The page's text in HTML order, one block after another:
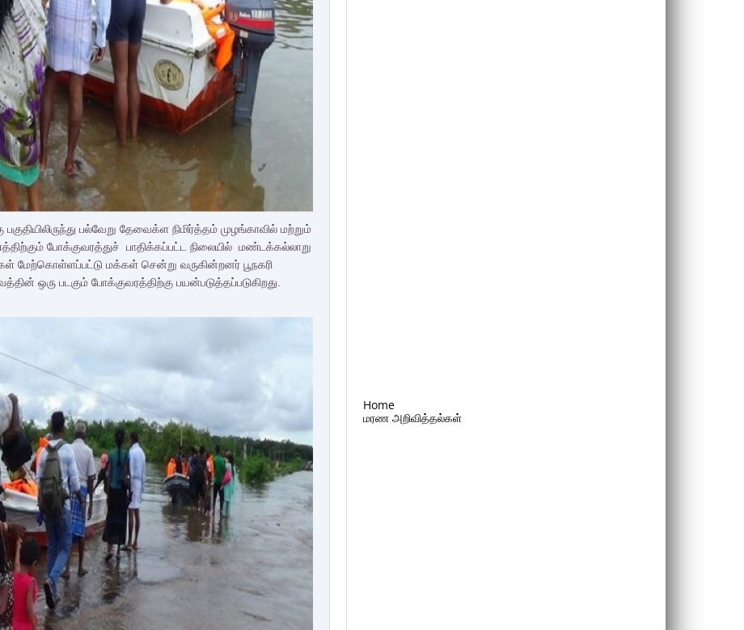
பல்வேறு தேவைக்ள நிமிர்த்தம் முழங்காவில் மற்றும்
போக்குவரத்துச் பாதிக்கப்பட்ட நிலையில் மண்டக்கல்லாறு
மேற்கொள்ளப்பட்டு மக்கள் சென்று வருகின்றனர் பூநகரி
ஒரு படகும் போக்குவரத்திற்கு பயன்படுத்தப்படுகிறது.
Home
மரண அறிவித்தல்கள்